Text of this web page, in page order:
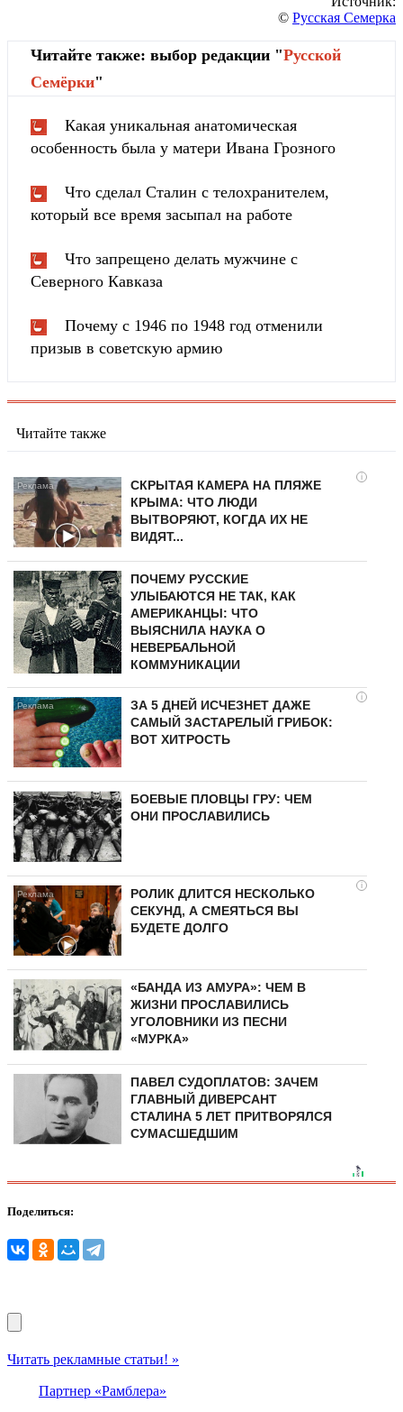
© Русская Семерка
Читайте также: выбор редакции "Русской
Cемёрки"
Какая уникальная анатомическая
особенность была у матери Ивана Грозного
Что сделал Сталин с телохранителем,
который все время засыпал на работе
Что запрещено делать мужчине с
Северного Кавказа
Почему с 1946 по 1948 год отменили
призыв в советскую армию
Читайте также
i
СКРЫТАЯ КАМЕРА НА ПЛЯЖЕ
КРЫМА: ЧТО ЛЮДИ
ВЫТВОРЯЮТ, КОГДА ИХ НЕ
ВИДЯТ...
ПОЧЕМУ РУССКИЕ
УЛЫБАЮТСЯ НЕ ТАК, КАК
АМЕРИКАНЦЫ: ЧТО
ВЫЯСНИЛА НАУКА О
НЕВЕРБАЛЬНОЙ
КОММУНИКАЦИИ
i
ЗА 5 ДНЕЙ ИСЧЕЗНЕТ ДАЖЕ
САМЫЙ ЗАСТАРЕЛЫЙ ГРИБОК:
ВОТ ХИТРОСТЬ
БОЕВЫЕ ПЛОВЦЫ ГРУ: ЧЕМ
ОНИ ПРОСЛАВИЛИСЬ
i
РОЛИК ДЛИТСЯ НЕСКОЛЬКО
СЕКУНД, А СМЕЯТЬСЯ ВЫ
БУДЕТЕ ДОЛГО
«БАНДА ИЗ АМУРА»: ЧЕМ В
ЖИЗНИ ПРОСЛАВИЛИСЬ
УГОЛОВНИКИ ИЗ ПЕСНИ
«МУРКА»
ПАВЕЛ СУДОПЛАТОВ: ЗАЧЕМ
ГЛАВНЫЙ ДИВЕРСАНТ
СТАЛИНА 5 ЛЕТ ПРИТВОРЯЛСЯ
СУМАСШЕДШИМ
Поделиться:
Читать рекламные статьи! »
Партнер «Рамблера»